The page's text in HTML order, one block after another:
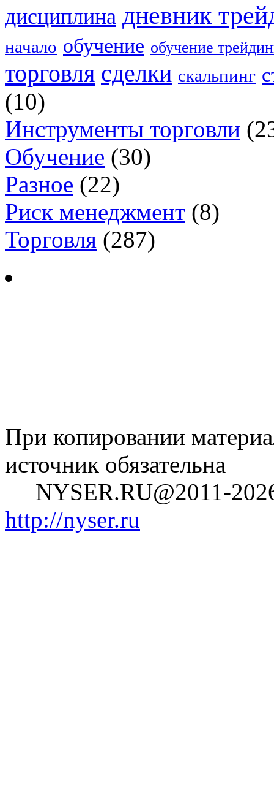
дисциплина дневник
начало обучение обучение
торговля сделки скальпинг
(10)
Инструменты торговли
Обучение (30)
Разное (22)
Риск менеджмент (8)
Торговля (287)
При копировании
источник обязательна
NYSER.RU@2011-
http://nyser.ru